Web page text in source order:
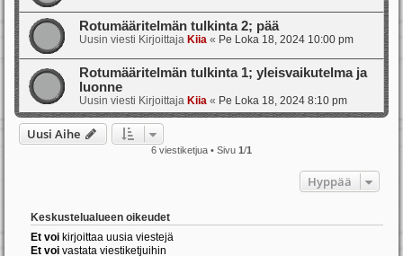
Rotumääritelmän tulkinta 2; pää
Uusin viesti Kirjoittaja Kiia « Pe Loka 18, 2024 10:00 pm
Rotumääritelmän tulkinta 1; yleisvaikutelma ja
luonne
Uusin viesti Kirjoittaja Kiia « Pe Loka 18, 2024 8:10 pm
Uusi Aihe
6 viestiketjua • Sivu 1/1
Hyppää
Keskustelualueen oikeudet
Et voi kirjoittaa uusia viestejä
Et voi vastata viestiketjuihin